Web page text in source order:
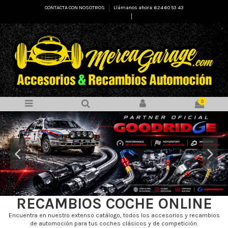
CONTACTA CON NOSOTROS
Llámanos ahora: 624 60 53 43
0
RECAMBIOS COCHE ONLINE
Encuentra en nuestro extenso catálogo, todos los accesorios y recambios
de automoción para tus coches clásicos y de competición.